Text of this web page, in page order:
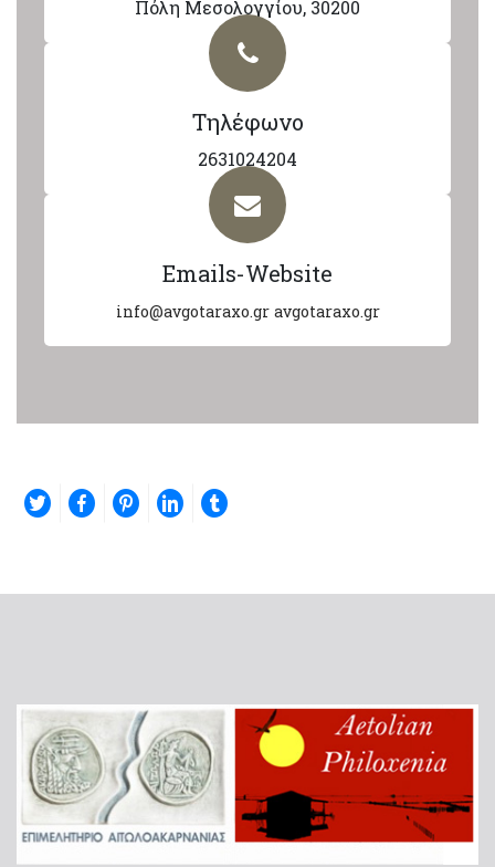
Πόλη Μεσολογγίου, 30200
Τηλέφωνο
2631024204
Emails-Website
info@avgotaraxo.gr avgotaraxo.gr